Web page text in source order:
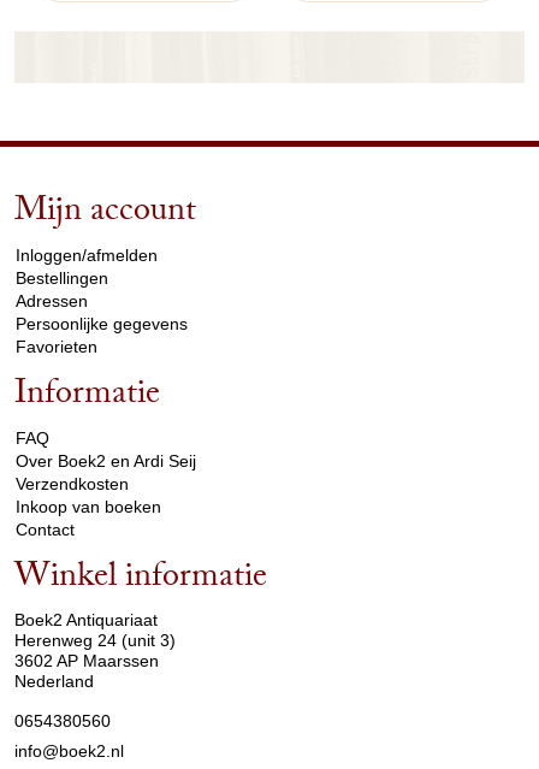
Mijn account
Inloggen/afmelden
Bestellingen
Adressen
Persoonlijke gegevens
Favorieten
Informatie
FAQ
Over Boek2 en Ardi Seij
Verzendkosten
Inkoop van boeken
Contact
Winkel informatie
Boek2 Antiquariaat
Herenweg 24 (unit 3)
3602 AP Maarssen
Nederland
0654380560
info@boek2.nl